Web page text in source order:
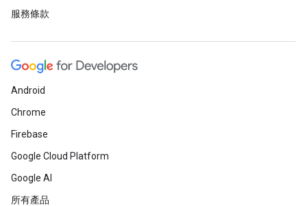
服務條款
Android
Chrome
Firebase
Google Cloud Platform
Google AI
所有產品